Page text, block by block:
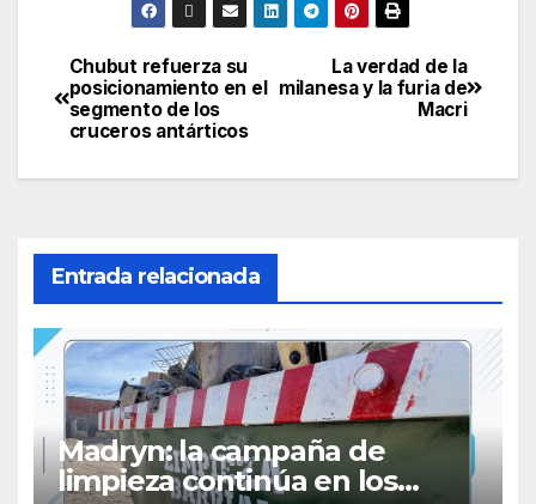
Navegación
de
entradas
La verdad de la
milanesa y la furia de
Macri
Chubut refuerza su
posicionamiento en el
segmento de los
cruceros antárticos
Entrada relacionada
Madryn: la campaña de
limpieza continúa en los